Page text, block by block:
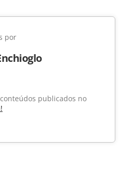
por
conteúdos publicados no